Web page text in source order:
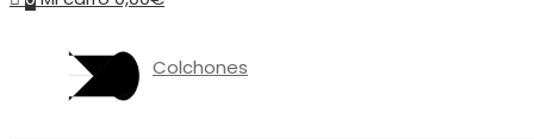
Colchones